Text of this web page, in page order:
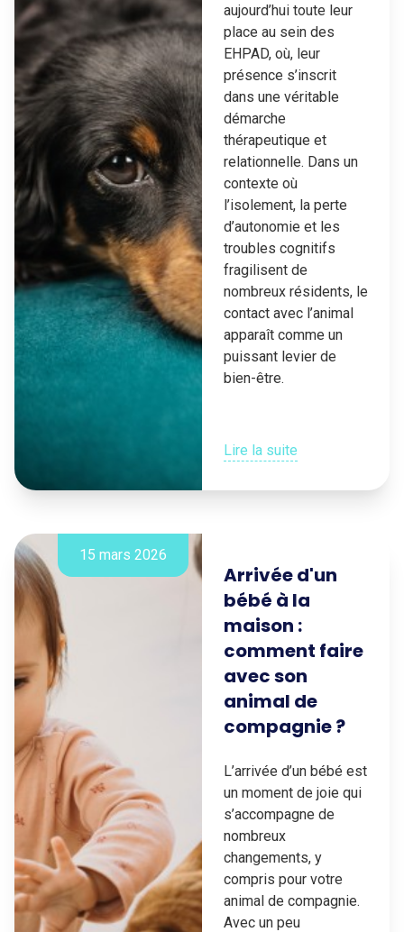
aujourd’hui toute leur
place au sein des
EHPAD, où, leur
présence s’inscrit
dans une véritable
démarche
thérapeutique et
relationnelle. Dans un
contexte où
l’isolement, la perte
d’autonomie et les
troubles cognitifs
fragilisent de
nombreux résidents, le
contact avec l’animal
apparaît comme un
puissant levier de
bien-être.
Lire la suite
15 mars 2026
Arrivée d'un
bébé à la
maison :
comment faire
avec son
animal de
compagnie ?
L’arrivée d’un bébé est
un moment de joie qui
s’accompagne de
nombreux
changements, y
compris pour votre
animal de compagnie.
Avec un peu